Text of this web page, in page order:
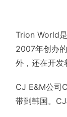
Trion World
2007年创办
外，还在开发
CJ E&M公司
带到韩国。